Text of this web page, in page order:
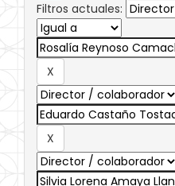
Filtros actuales: